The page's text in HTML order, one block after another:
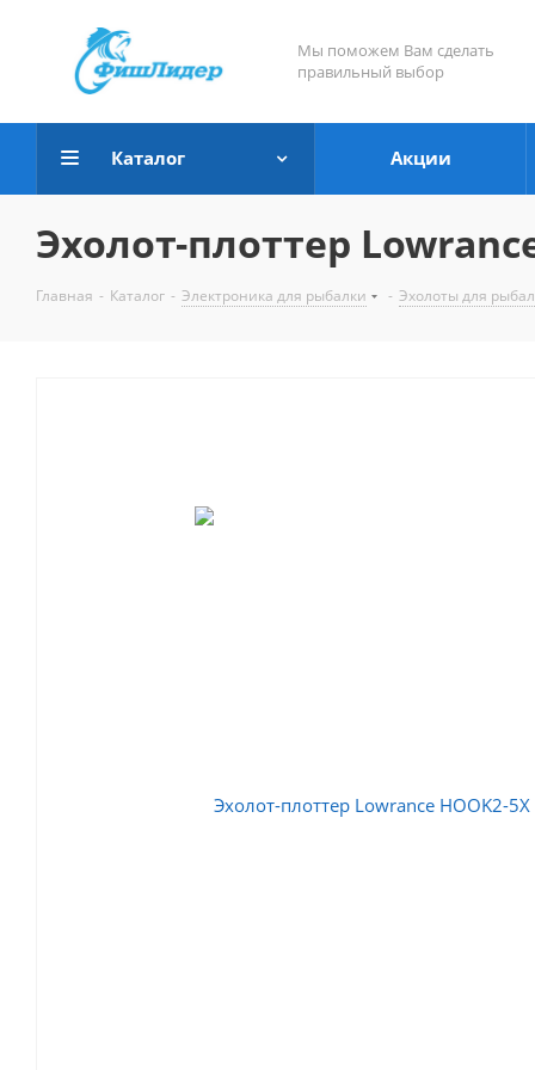
Мы поможем Вам сделать
правильный выбор
Каталог Акции
Эхолот-плоттер
Главная - Каталог - Электроника для рыбалки - Эхолоты для